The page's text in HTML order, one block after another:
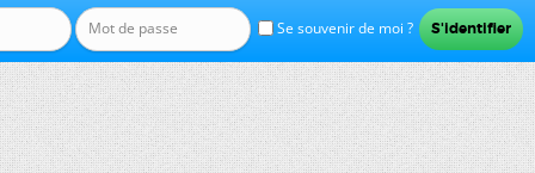
Se souvenir de moi ?